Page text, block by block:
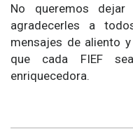
No queremos dejar
agradecerles a
mensajes de aliento
que cada FIEF
enriquecedora.